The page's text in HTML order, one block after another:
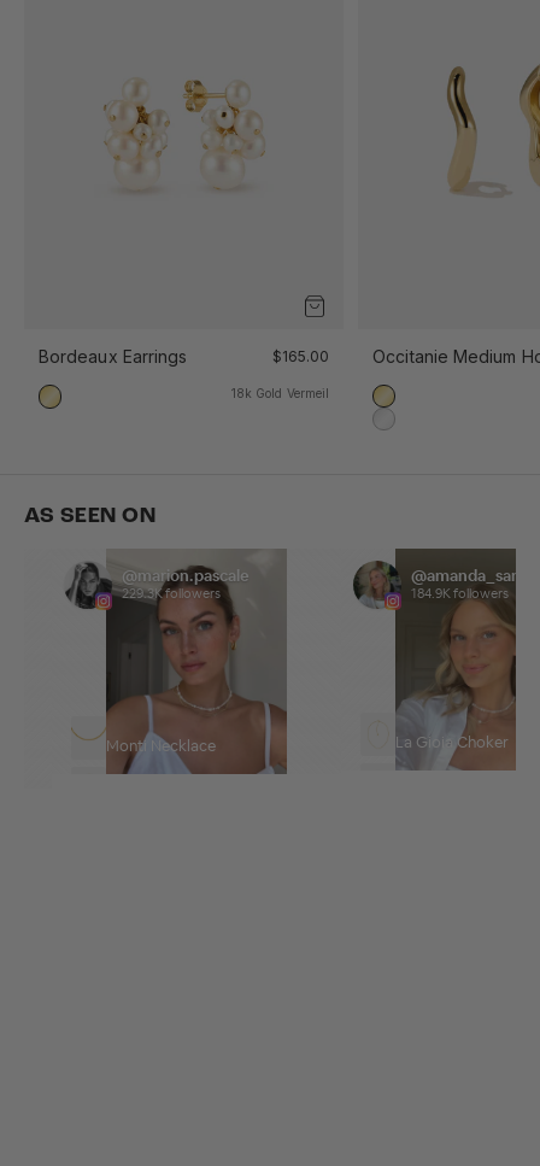
Bordeaux Earrings $165.00
18k Gold Vermeil
18k Gold Vermeil
Occitanie Medium
18k Gold Vermeil
925 Sterling Silber
AS SEEN ON
@marion.pascale
229.3K followers
Monti Necklace
@amanda_sand
184.9K followers
La Gioia Choker